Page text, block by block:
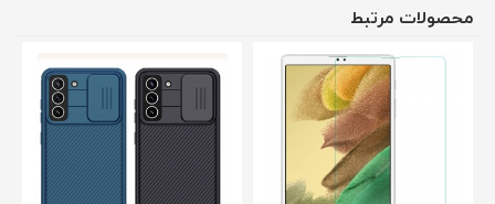
محصولات مرتبط